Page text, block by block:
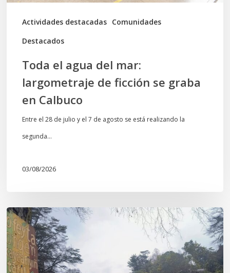
Actividades destacadas Comunidades
Destacados
graba
Toda el agua del mar:
largometraje de ficción se graba
en Calbuco
Entre el 28 de julio y el 7 de agosto se está realizando la
segunda…
03/08/2026
En
defensa
del
Salto